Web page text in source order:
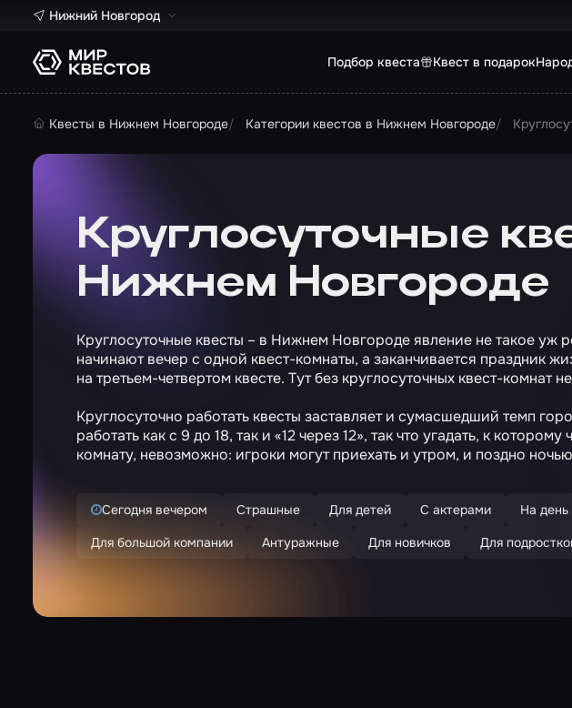
Нижний Новгород
Подбор квеста Квест в подарок
Квесты в Нижнем Новгороде Категории квестов в Нижнем Новгороде
Круглосуточные
Нижнем Новгороде
Круглосуточные квесты – в Нижнем Новгороде явление не такое уж
начинают вечер с одной квест-комнаты, а заканчивается праздник
на третьем-четвертом квесте. Тут без круглосуточных квест-комнат
Круглосуточно работать квесты заставляет и сумасшедший темп
работать как с 9 до 18, так и «12 через 12», так что угадать, к
комнату, невозможно: игроки могут приехать и утром, и поздно
Сегодня вечером Страшные Для детей С актерами
На
Для большой компании
Антуражные Для новичков Для